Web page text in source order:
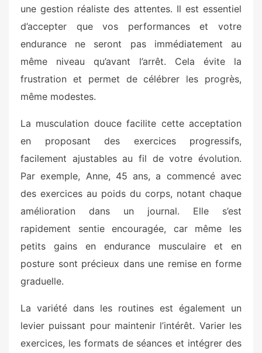
une gestion réaliste des attentes. Il est essentiel
d’accepter que vos performances et votre
endurance ne seront pas immédiatement au
même niveau qu’avant l’arrêt. Cela évite la
frustration et permet de célébrer les progrès,
même modestes.
La musculation douce facilite cette acceptation
en proposant des exercices progressifs,
facilement ajustables au fil de votre évolution.
Par exemple, Anne, 45 ans, a commencé avec
des exercices au poids du corps, notant chaque
amélioration dans un journal. Elle s’est
rapidement sentie encouragée, car même les
petits gains en endurance musculaire et en
posture sont précieux dans une remise en forme
graduelle.
La variété dans les routines est également un
levier puissant pour maintenir l’intérêt. Varier les
exercices, les formats de séances et intégrer des